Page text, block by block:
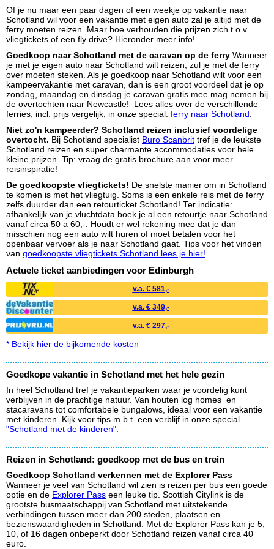
Of je nu maar een paar dagen of een weekje op vakantie naar
Schotland wil voor een vakantie met eigen auto zal je altijd met de
ferry moeten reizen. Maar hoe verhouden die prijzen zich t.o.v.
vliegtickets of een fly drive? Hieronder meer info!
Goedkoop naar Schotland met de caravan op de ferry Wanneer
je met je eigen auto naar Schotland wilt reizen, zul je met de ferry
over moeten steken. Als je goedkoop naar Schotland wilt voor een
kampeervakantie met caravan, dan is een groot voordeel dat je op
zondag, maandag en dinsdag je caravan gratis mee mag nemen bij
de overtochten naar Newcastle! Lees alles over de verschillende
ferries, incl. prijs vergelijk, in onze special: ferry naar Schotland .
Niet zo'n kampeerder? Schotland reizen inclusief voordelige
overtocht. Bij Schotland specialist Buro Scanbrit tref je de leukste
Schotland reizen en super charmante accommodaties voor hele
kleine prijzen. Tip: vraag de gratis brochure aan voor meer
reisinspiratie!
De goedkoopste vliegtickets! De snelste manier om in Schotland
te komen is met het vliegtuig. Soms is een enkele reis met de ferry
zelfs duurder dan een retourticket Schotland! Ter indicatie:
afhankelijk van je vluchtdata boek je al een retourtje naar Schotland
vanaf circa 50 a 60,-. Houdt er wel rekening mee dat je dan
misschien nog een auto wilt huren of moet betalen voor het
openbaar vervoer als je naar Schotland gaat. Tips voor het vinden
van goedkoopste vliegtickets Schotland lees je hier!
Actuele ticket aanbiedingen voor Edinburgh
v.a. € 581,-
v.a. € 349,-
v.a. € 297,-
* Bekijk hier de bijkomende kosten
Goedkope vakantie in Schotland met het hele gezin
In heel Schotland tref je vakantieparken waar je voordelig kunt
verblijven in de prachtige natuur. Van houten log homes en
stacaravans tot comfortabele bungalows, ideaal voor een vakantie
met kinderen. Kijk voor tips m.b.t. een verblijf in onze special
"Schotland met de kinderen".
Reizen in Schotland: goedkoop met de bus en trein
Goedkoop Schotland verkennen met de Explorer Pass
Wanneer je veel van Schotland wil zien is reizen per bus een goede
optie en de Explorer Pass een leuke tip. Scottish Citylink is de
grootste busmaatschappij van Schotland met uitstekende
verbindingen tussen meer dan 200 steden, plaatsen en
bezienswaardigheden in Schotland. Met de Explorer Pass kan je 5,
10, of 16 dagen onbeperkt door Schotland reizen vanaf circa 40
euro.